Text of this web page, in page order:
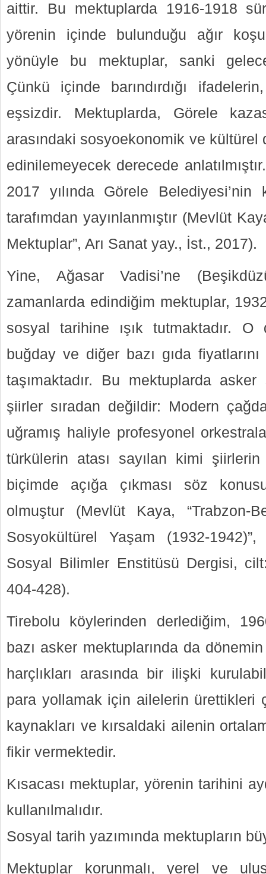
aittir. Bu mektuplarda 1916-1918
yörenin içinde bulunduğu ağır
yönüyle bu mektuplar, sanki
Çünkü içinde barındırdığı
eşsizdir. Mektuplarda, Görele
arasındaki sosyoekonomik ve
edinilemeyecek derecede
2017 yılında Görele Belediyesi’nin
tarafımdan yayınlanmıştır (Mevlüt
Mektuplar”, Arı Sanat yay., İst., 2017).
Yine, Ağasar Vadisi’ne
zamanlarda edindiğim mektuplar,
sosyal tarihine ışık tutmaktadır.
buğday ve diğer bazı gıda
taşımaktadır. Bu mektuplarda
şiirler sıradan değildir: Modern
uğramış haliyle profesyonel
türkülerin atası sayılan kimi
biçimde açığa çıkması söz
olmuştur (Mevlüt Kaya, “Trabzon-
Sosyokültürel Yaşam (1932-
Sosyal Bilimler Enstitüsü Dergisi,
404-428).
Tirebolu köylerinden derlediğim,
bazı asker mektuplarında da
harçlıkları arasında bir ilişki
para yollamak için ailelerin ürettikleri
kaynakları ve kırsaldaki ailenin
fikir vermektedir.
Kısacası mektuplar, yörenin tarihini
kullanılmalıdır.
Sosyal tarih yazımında mektupların
Mektuplar korunmalı, yerel ve